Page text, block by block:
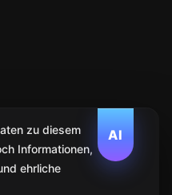
AI
zu diesem
Informationen,
ehrliche